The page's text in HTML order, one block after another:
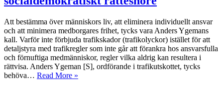
Att bestämma över människors liv, att eliminera individuellt ansvar
och att minimera medborgares frihet, tycks vara Anders Ygemans
kall. Varför inte förbjuda trafikskador (trafikolyckor) istället för att
detaljstyra med trafikregler som inte går att förankra hos ansvarsfulla
och förnuftiga medmänniskor, regler vilka aldrig kan resultera i
rättvisa. Anders Ygeman [S], ordförande i trafikutskottet, tycks
behöva… Read More »